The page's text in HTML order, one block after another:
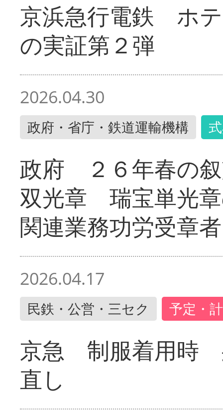
京浜急行電鉄 ホ
の実証第２弾
2026.04.30
政府・省庁・鉄道運輸機構
政府 ２６年春の
双光章 瑞宝単光
関連業務功労受章者
2026.04.17
民鉄・公営・三セク 予定・
京急 制服着用時
直し